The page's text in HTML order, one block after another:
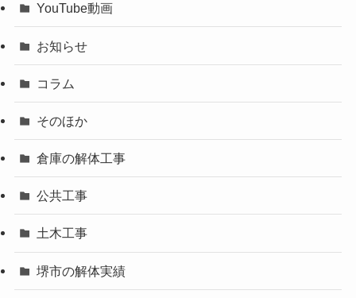
YouTube動画
お知らせ
コラム
そのほか
倉庫の解体工事
公共工事
土木工事
堺市の解体実績